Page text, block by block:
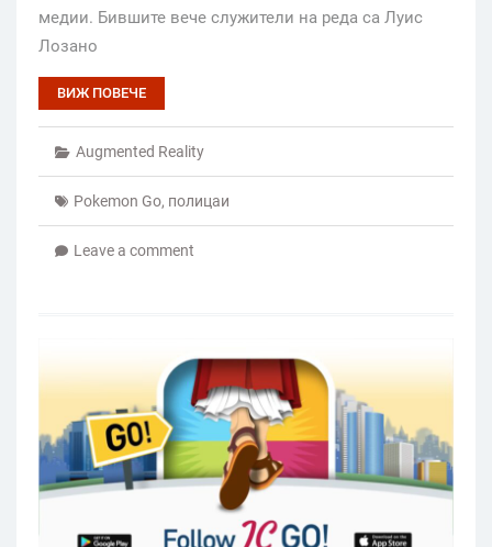
медии. Бившите вече служители на реда са Луис
Лозано
ВИЖ ПОВЕЧЕ
Augmented Reality
Pokemon Go, полицаи
Leave a comment